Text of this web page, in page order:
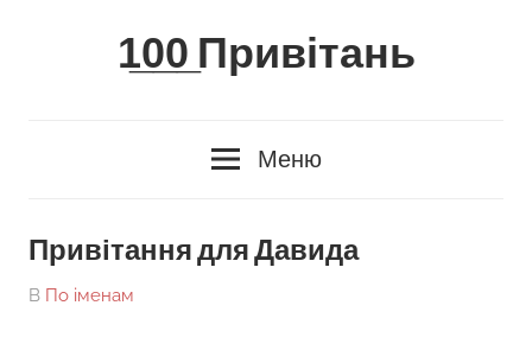
1̲0̲0̲ Привітань
Меню
Привітання для Давида
On
By
В По іменам